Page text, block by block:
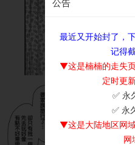
公告
最近又开始封了，
记得
▼这是楠楠的走失
定时更
✅ 永
✅ 永
▼这是大陆地区网
网